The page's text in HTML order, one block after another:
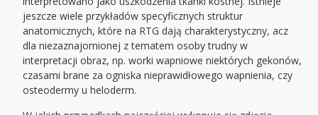
jeszcze wiele przykładów specyficznych struktur
anatomicznych, które na RTG dają charakterystyczny, acz
dla niezaznajomionej z tematem osoby trudny w
interpretacji obraz, np. worki wapniowe niektórych gekonów,
czasami brane za ogniska nieprawidłowego wapnienia, czy
osteodermy u heloderm.